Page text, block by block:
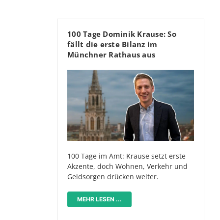
100 Tage Dominik Krause: So
fällt die erste Bilanz im
Münchner Rathaus aus
100 Tage im Amt: Krause setzt erste
Akzente, doch Wohnen, Verkehr und
Geldsorgen drücken weiter.
MEHR LESEN ...